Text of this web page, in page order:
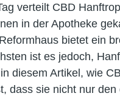
verteilt CBD
in der Apotheke
bietet ein
ist es jedoch,
diesem Artikel, wie
dass sie nicht nur